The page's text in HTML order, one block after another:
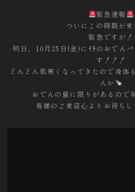
緊急速報
ついにこの時期が来
緊急ですが！
明日、10月25日(金)にｲﾁのおでん
す！！！
どんどん肌寒くなってきたので身体
んか
おでんの量に限りがあるので
皆様のご来店心よりお待ち